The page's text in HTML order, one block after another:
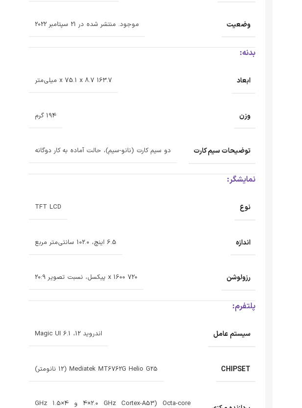
وضعیت موجود. منتشر شده در 21 سپتامبر 2022
بدنه:
ابعاد 163.7 x 75.1 x 8.7 میلی‌متر
وزن 194 گرم
توضیحات سیم کارت دو سیم کارت (نانو-سیم)، حالت آماده به کار دوگانه
نمایشگر:
نوع TFT LCD
اندازه 6.5 اینچ، 102.0 سانتی‌متر مربع
رزولوشن 720 x 1600 پیکسل، نسبت تصویر 20:9
پلتفرم:
سیستم عامل اندروید 12، Magic UI 6.1
CHIPSET Mediatek MT6762G Helio G25 (12 نانومتر)
Octa-core (4×2.0 GHz Cortex-A53 و 4×1.5 GHz